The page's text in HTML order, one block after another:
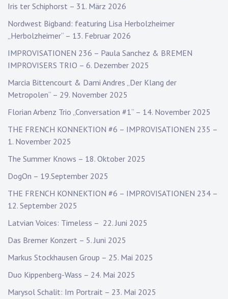
Iris ter Schiphorst – 31. März 2026
Nordwest Bigband: featuring Lisa Herbolzheimer
„Herbolzheimer“ – 13. Februar 2026
IMPROVISATIONEN 236 – Paula Sanchez & BREMEN
IMPROVISERS TRIO – 6. Dezember 2025
Marcia Bittencourt & Dami Andres „Der Klang der
Metropolen“ – 29. November 2025
Florian Arbenz Trio „Conversation #1“ – 14. November 2025
THE FRENCH KONNEKTION #6 – IMPROVISATIONEN 235 –
1. November 2025
The Summer Knows – 18. Oktober 2025
DogOn – 19.September 2025
THE FRENCH KONNEKTION #6 – IMPROVISATIONEN 234 –
12. September 2025
Latvian Voices: Timeless – 22. Juni 2025
Das Bremer Konzert – 5. Juni 2025
Markus Stockhausen Group – 25. Mai 2025
Duo Kippenberg-Wass – 24. Mai 2025
Marysol Schalit: Im Portrait – 23. Mai 2025